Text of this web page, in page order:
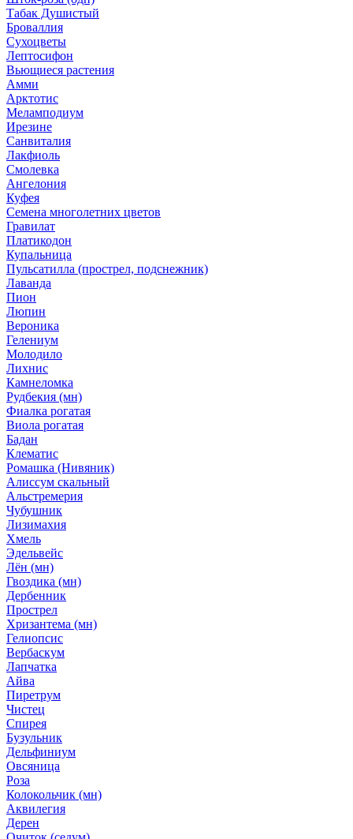
Табак Душистый
Броваллия
Сухоцветы
Лептосифон
Вьющиеся растения
Амми
Арктотис
Меламподиум
Ирезине
Санвиталия
Лакфиоль
Смолевка
Ангелония
Куфея
Семена многолетних цветов
Гравилат
Платикодон
Купальница
Пульсатилла (прострел, подснежник)
Лаванда
Пион
Люпин
Вероника
Гелениум
Молодило
Лихнис
Камнеломка
Рудбекия (мн)
Фиалка рогатая
Виола рогатая
Бадан
Клематис
Ромашка (Нивяник)
Алиссум скальный
Альстремерия
Чубушник
Лизимахия
Хмель
Эдельвейс
Лён (мн)
Гвоздика (мн)
Дербенник
Прострел
Хризантема (мн)
Гелиопсис
Вербаскум
Лапчатка
Айва
Пиретрум
Чистец
Спирея
Бузульник
Дельфиниум
Овсяница
Роза
Колокольчик (мн)
Аквилегия
Дерен